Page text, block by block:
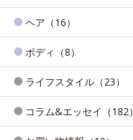
ヘア（16）
ボディ（8）
ライフスタイル（23）
コラム&エッセイ（182）